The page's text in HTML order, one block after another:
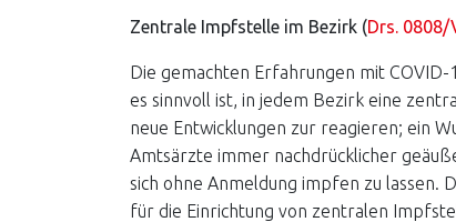
Zentrale Impfstelle im Bezirk (Drs. 0808/
Die gemachten Erfahrungen mit
es sinnvoll ist, in jedem Bezirk eine
neue Entwicklungen zur reagieren; ein
Amtsärzte immer nachdrücklicher
sich ohne Anmeldung impfen zu lassen.
für die Einrichtung von zentralen